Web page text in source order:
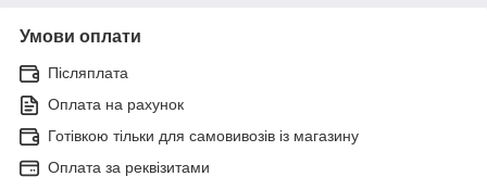
Умови оплати
Післяплата
Оплата на рахунок
Готівкою тільки для самовивозів із магазину
Оплата за реквізитами